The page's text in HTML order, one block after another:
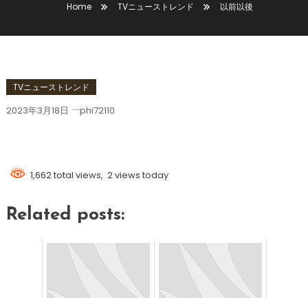
Home TVニューストレンド 以前以後
TVニューストレンド
2023年3月18日 phi72110
1,662 total views, 2 views today
Related posts: